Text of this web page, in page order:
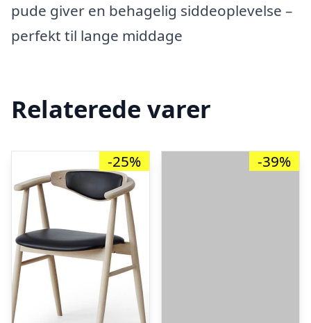
pude giver en behagelig siddeoplevelse –
perfekt til lange middage
Relaterede varer
-25% -39%